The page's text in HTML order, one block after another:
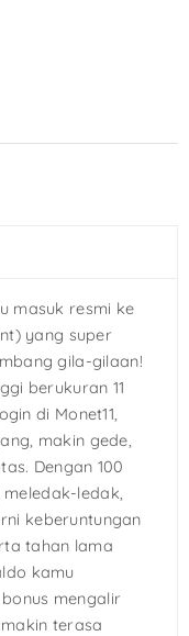
masuk resmi ke
yang super
gila-gilaan!
berukuran 11
di Monet11,
makin gede,
Dengan 100
ledak,
keberuntungan
tahan lama
kamu
mengalir
terasa